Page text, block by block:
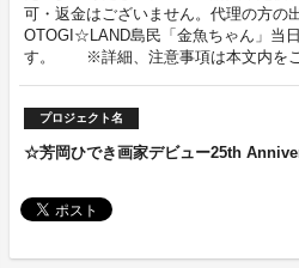
可・返金はございません。代理の方
OTOGI☆LAND島民「金魚ちゃん」当
す。 ※詳細、注意事項は本文内をご
プロジェクト名
☆芳岡ひでき画家デビュー25th